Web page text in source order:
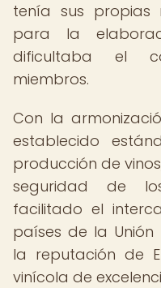
tenía sus propias
para la
dificultaba el
miembros.
Con la
establecido
producción de
seguridad de
facilitado el
países de la
la reputación de
vinícola de